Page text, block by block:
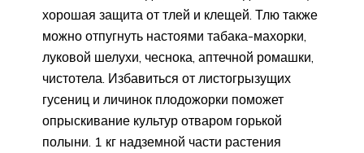
хорошая защита от тлей и клещей. Тлю также
можно отпугнуть настоями табака-махорки,
луковой шелухи, чеснока, аптечной ромашки,
чистотела. Избавиться от листогрызущих
гусениц и личинок плодожорки поможет
опрыскивание культур отваром горькой
полыни. 1 кг надземной части растения